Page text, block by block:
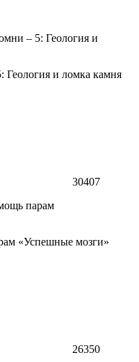
Геология и ломка камня
30407
«Успешные мозги»
26350